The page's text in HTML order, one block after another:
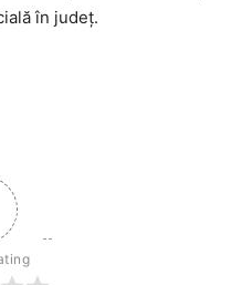
în judeţ.